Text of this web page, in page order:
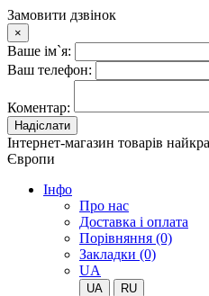
Замовити дзвінок
×
Ваше ім`я:
Ваш телефон:
Коментар:
Надіслати
Інтернет-магазин товарів
Європи
Iнфо
Про нас
Доставка і оплата
Порівняння (0)
Закладки (0)
UA
UA RU